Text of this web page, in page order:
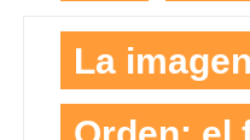
La